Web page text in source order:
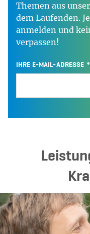
Themen aus
dem Laufenden.
anmelden und
verpassen!
IHRE E-MAIL-ADRESSE